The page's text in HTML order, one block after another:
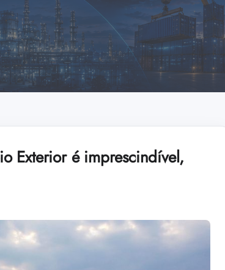
Exterior é imprescindível,